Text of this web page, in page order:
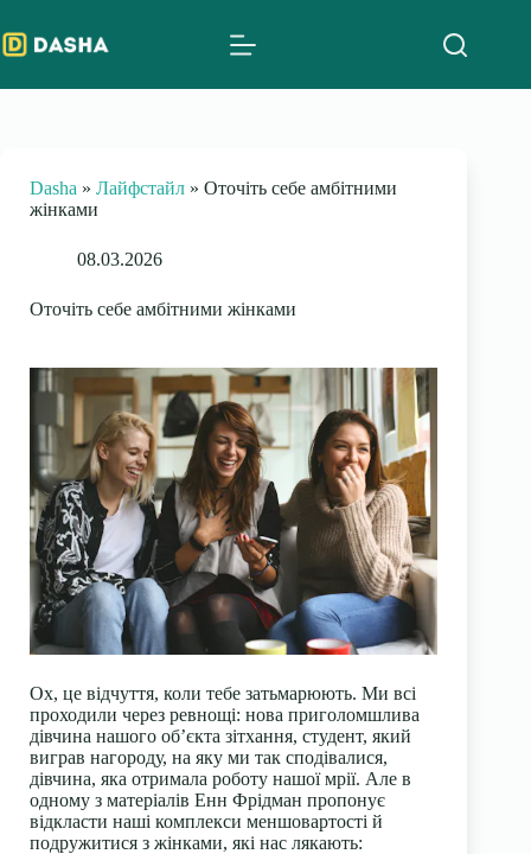
to
content
Dasha » Лайфстайл » Оточіть себе амбітними
жінками
08.03.2026
Оточіть себе амбітними жінками
Ох, це відчуття, коли тебе затьмарюють. Ми всі
проходили через ревнощі: нова приголомшлива
дівчина нашого об’єкта зітхання, студент, який
виграв нагороду, на яку ми так сподівалися,
дівчина, яка отримала роботу нашої мрії. Але в
одному з матеріалів Енн Фрідман пропонує
відкласти наші комплекси меншовартості й
подружитися з жінками, які нас лякають: